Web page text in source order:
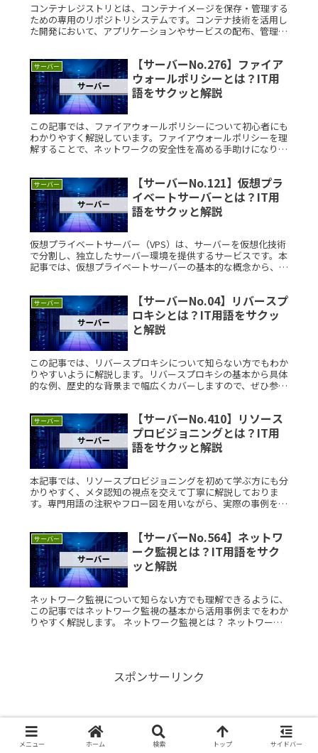
コンテナレジストリとは、コンテナイメージを保存・管理する
ための専用のリポジトリシステムです。コンテナ技術を活用し
た開発において、アプリケーションやサービスの配布、管理を
サーバー
【サーバーNo.276】ファイア
ウォールポリシーとは？IT用
語をサクッと解説
この記事では、ファイアウォールポリシーについて初心者にも
わかりやすく解説しています。ファイアウォールポリシーを理
解することで、ネットワークの安全性を高める手助けになりま
サーバー
【サーバーNo.121】仮想プラ
イベートサーバーとは？IT用
語をサクッと解説
仮想プライベートサーバー（VPS）は、サーバーを仮想化技術
で分割し、独立したサーバー環境を提供するサービスです。本
記事では、仮想プライベートサーバーの基本的な概念から、利
サーバー
【サーバーNo.04】リバースプ
ロキシとは？IT用語をサクッ
と解説
この記事では、リバースプロキシについて知らない方でもわか
りやすいように解説します。リバースプロキシの基本から具体
的な例、歴史的な背景まで幅広くカバーしますので、ぜひ参考
サーバー
【サーバーNo.410】リソース
プロビジョニングとは？IT用
語をサクッと解説
本記事では、リソースプロビジョニングを初めて学ぶ方にも分
かりやすく、メタ認知の視点を交えて丁寧に解説しておりま
す。専門用語の注釈やフロー図を用いながら、実際の事例を通
サーバー
【サーバーNo.564】ネットワ
ーク監視とは？IT用語をサク
ッと解説
ネットワーク監視について知らない方でも理解できるように、
この記事ではネットワーク監視の基本から活用事例までをわか
りやすく解説します。 ネットワーク監視とは？ ネットワーク
スポンサーリンク
メニュー ホーム 検索 トップ サイドバー